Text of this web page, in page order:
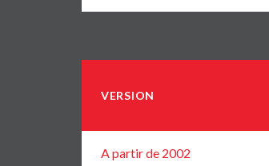
VERSION
A partir de 2002